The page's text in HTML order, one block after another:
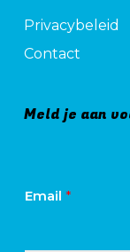
Privacybeleid
Contact
Meld je aan
Email *